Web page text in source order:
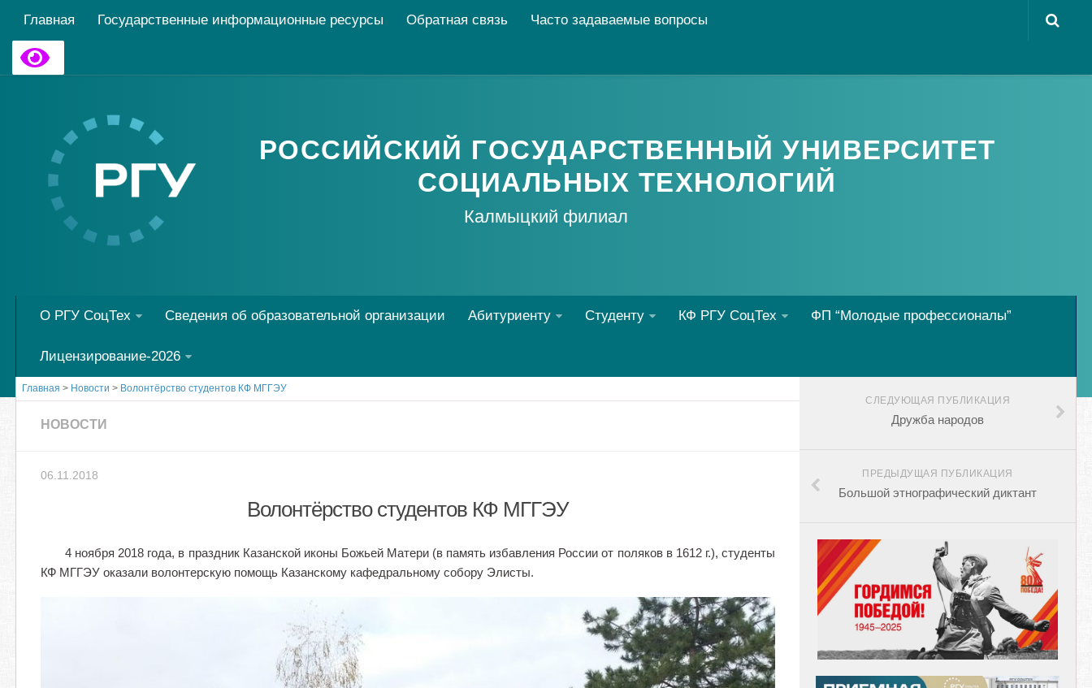
Главная Государственные информационные ресурсы Обратная связь Часто задаваемые вопросы
РОССИЙСКИЙ ГОСУДАРСТВЕННЫЙ УНИВЕРСИТЕТ
СОЦИАЛЬНЫХ ТЕХНОЛОГИЙ
Калмыцкий филиал
О РГУ СоцТех Сведения об образовательной организации Абитуриенту Студенту КФ РГУ СоцТех ФП “Молодые профессионалы”
Лицензирование-2026
Главная > Новости > Волонтёрство студентов КФ МГГЭУ
НОВОСТИ
06.11.2018
Волонтёрство студентов КФ МГГЭУ
4 ноября 2018 года, в праздник Казанской иконы Божьей Матери (в память избавления России от поляков в 1612 г.), студенты
КФ МГГЭУ оказали волонтерскую помощь Казанскому кафедральному собору Элисты.
СЛЕДУЮЩАЯ ПУБЛИКАЦИЯ
Дружба народов
ПРЕДЫДУЩАЯ ПУБЛИКАЦИЯ
Большой этнографический диктант